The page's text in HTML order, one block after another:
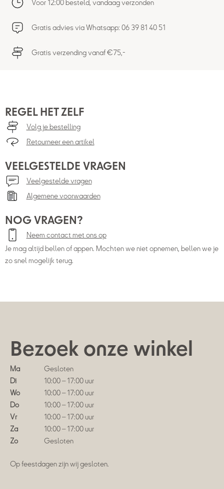
Voor 12:00 besteld, vandaag verzonden
Gratis advies via Whatsapp: 06 39 81 40 51
Gratis verzending vanaf €75,-
REGEL HET ZELF
Volg je bestelling
Retourneer een artikel
VEELGESTELDE VRAGEN
Veelgestelde vragen
Algemene voorwaarden
NOG VRAGEN?
Neem contact met ons op
Je mag altijd bellen of appen. Mochten we niet opnemen, bellen we je
zo snel mogelijk terug.
Bezoek onze winkel
Ma
Gesloten
Di
10:00 – 17:00 uur
Wo
10:00 – 17:00 uur
Do
10:00 – 17:00 uur
Vr
10:00 – 17:00 uur
Za
10:00 – 17:00 uur
Zo
Gesloten
Op feestdagen zijn wij gesloten.